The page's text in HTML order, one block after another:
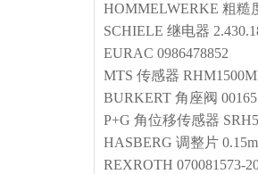
HOMMELWERKE 粗糙
SCHIELE 继电器
EURAC 0986478852
MTS 传感器
BURKERT 角座阀
P+G 角位移传感器
HASBERG 调整片
REXROTH 070081573-